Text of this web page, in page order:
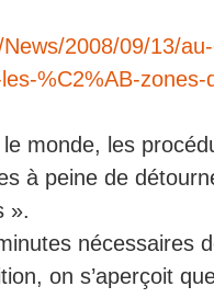
2008/09/13/
%C2%AB-
monde, les
à peine de
».
nécessaires
on s’aperçoit